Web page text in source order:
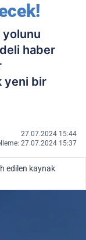
yolunu
haber
yeni bir
27.07.2024 15:44
27.07.2024 15:37
edilen kaynak